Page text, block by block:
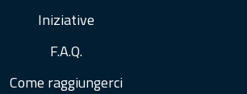
Iniziative
F.A.Q.
Come raggiungerci